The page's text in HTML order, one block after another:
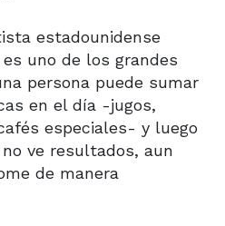
estadounidense
uno de los grandes
persona puede sumar
en el día -jugos,
especiales- y luego
ve resultados, aun
de manera